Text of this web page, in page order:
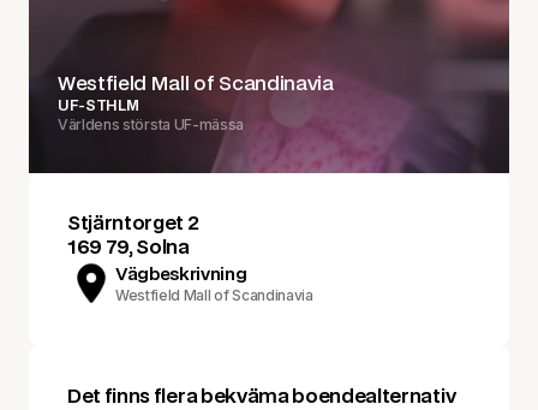
Westfield Mall of Scandinavia
UF-STHLM
Världens största UF-mässa
Stjärntorget 2
169 79, Solna
Vägbeskrivning
Westfield Mall of Scandinavia
Det finns flera bekväma boendealternativ